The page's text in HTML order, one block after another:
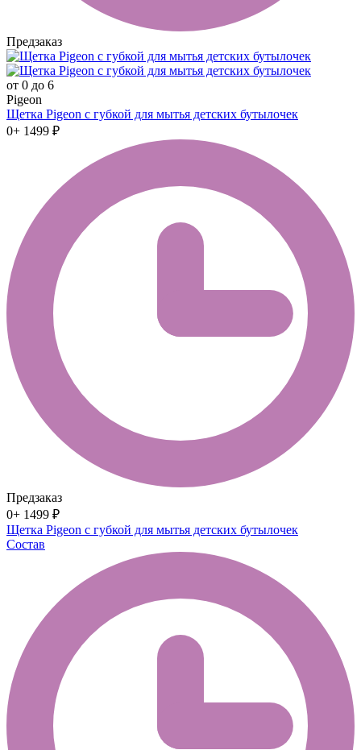
Предзаказ
от 0 до 6
Pigeon
Щетка Pigeon с губкой для мытья детских бутылочек
0+ 1499 ₽
Предзаказ
0+ 1499 ₽
Щетка Pigeon с губкой для мытья детских бутылочек
Состав